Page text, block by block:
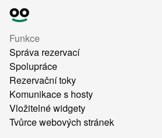
Funkce
Správa rezervací
Spolupráce
Rezervační toky
Komunikace s hosty
Vložitelné widgety
Tvůrce webových stránek